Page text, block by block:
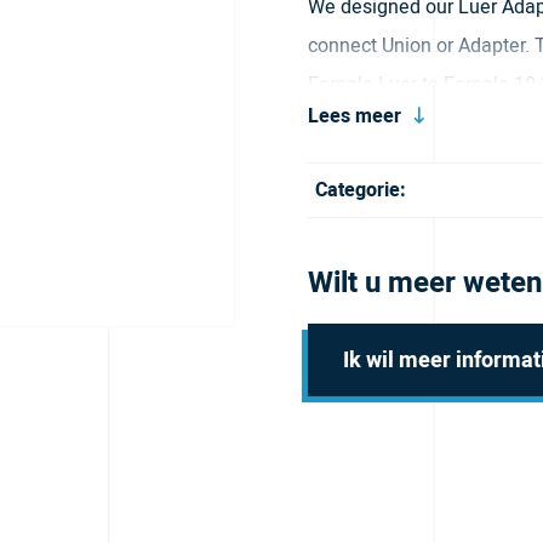
We designed our Luer
connect Union or Adapter.
Female Luer to Female
luer taper configurations
Lees meer
Categorie:
Wilt u meer
Ik wil meer